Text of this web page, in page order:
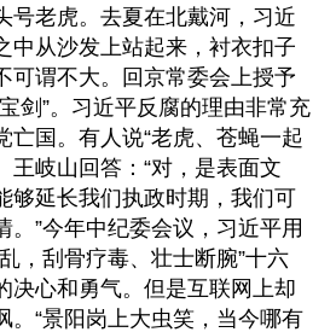
号老虎。去夏在北戴河，习近
中从沙发上站起来，衬衣扣子
可谓不大。回京常委会上授予
剑”。习近平反腐的理由非常充
亡国。有人说“老虎、苍蝇一起
王岐山回答：“对，是表面文
够延长我们执政时期，我们可
。”今年中纪委会议，习近平用
，刮骨疗毒、壮士断腕”十六
决心和勇气。但是互联网上却
。“景阳岗上大虫笑，当今哪有